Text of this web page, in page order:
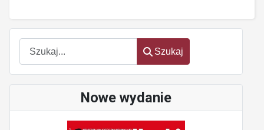
Szukaj
Szukaj
Nowe wydanie